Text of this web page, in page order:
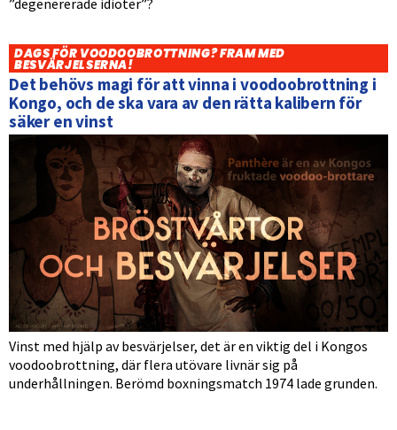
”degenererade idioter”?
DAGS FÖR VOODOOBROTTNING? FRAM MED
BESVÄRJELSERNA!
Det behövs magi för att vinna i voodoobrottning i
Kongo, och de ska vara av den rätta kalibern för
säker en vinst
Vinst med hjälp av besvärjelser, det är en viktig del i Kongos
voodoobrottning, där flera utövare livnär sig på
underhållningen. Berömd boxningsmatch 1974 lade grunden.